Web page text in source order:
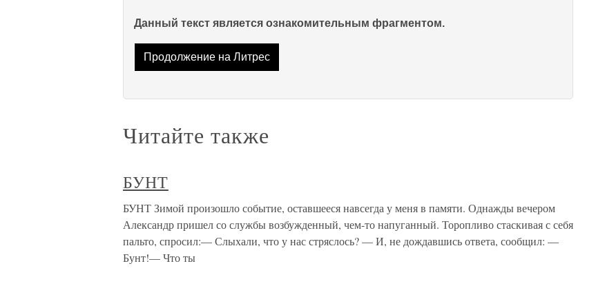
Данный текст является ознакомительным фрагментом.
Продолжение на Литрес
Читайте также
БУНТ
БУНТ Зимой произошло событие, оставшееся навсегда у меня в памяти. Однажды вечером
Александр пришел со службы возбужденный, чем-то напуганный. Торопливо стаскивая с себя
пальто, спросил:— Слыхали, что у нас стряслось? — И, не дождавшись ответа, сообщил: —
Бунт!— Что ты